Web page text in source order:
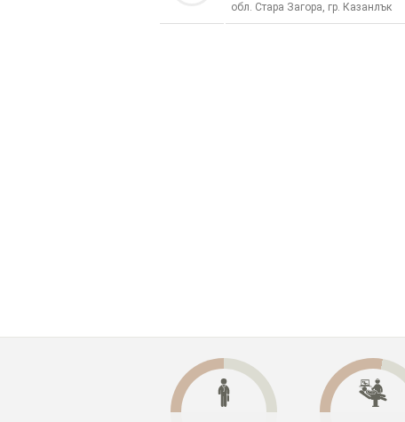
обл. Стара Загора, гр. Казанлък